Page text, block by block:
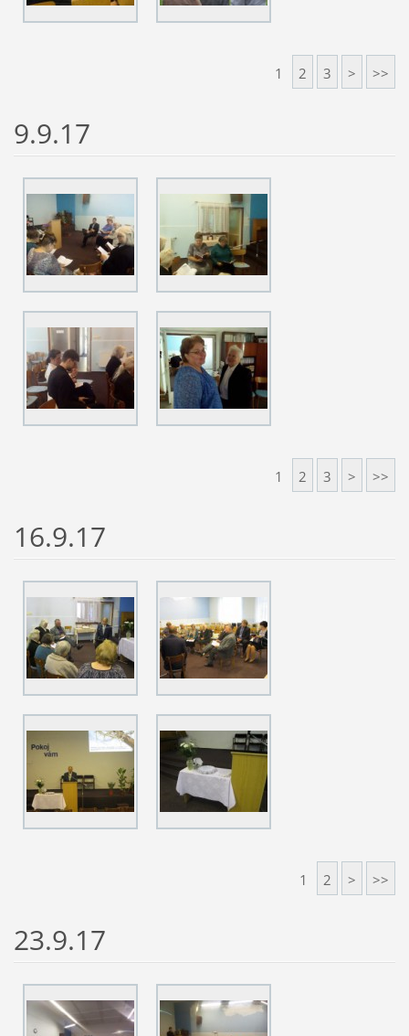
1 2 3 > >>
9.9.17
1 2 3 > >>
16.9.17
1 2 > >>
23.9.17